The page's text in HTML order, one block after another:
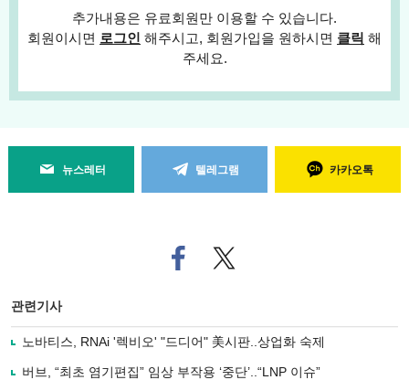
추가내용은 유료회원만 이용할 수 있습니다.
회원이시면 로그인 해주시고, 회원가입을 원하시면 클릭 해
주세요.
뉴스레터 텔레그램 카카오톡
페
이
로
기
사
트위
터로
관련기사
노바티스, RNAi '렉비오' "드디어" 美시판..상업화 숙제
버브, “최초 염기편집” 임상 부작용 ‘중단’..“LNP 이슈”